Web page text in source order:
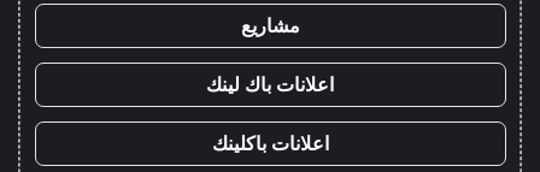
مشاريع
اعلانات باك لينك
اعلانات باكلينك